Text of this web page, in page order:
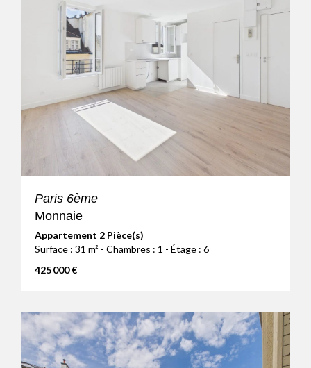
Paris 6ème
Monnaie
Appartement 2 Pièce(s)
Surface : 31 m² - Chambres : 1 - Étage : 6
425 000 €